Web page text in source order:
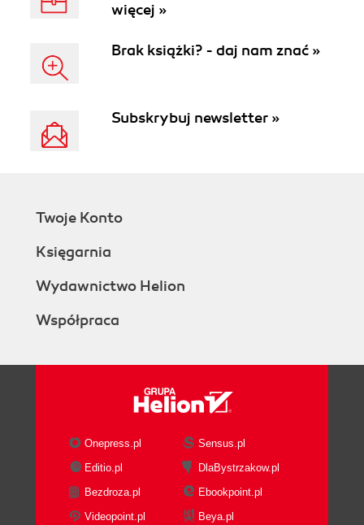
więcej »
Brak książki? - daj nam znać »
Subskrybuj newsletter »
Twoje Konto
Księgarnia
Wydawnictwo Helion
Współpraca
Onepress.pl
Sensus.pl
Editio.pl
DlaBystrzakow.pl
Bezdroza.pl
Ebookpoint.pl
Videopoint.pl
Beya.pl